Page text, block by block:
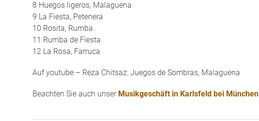
8 Huegos ligeros, Malaguena
9 La Fiesta, Petenera
10 Rosita, Rumba
11 Rumba de Fiesta
12 La Rosa, Farruca
Auf youtube – Reza Chitsaz: Juegos de Sombras, Malaguena
Beachten Sie auch unser Musikgeschäft in Karlsfeld bei München